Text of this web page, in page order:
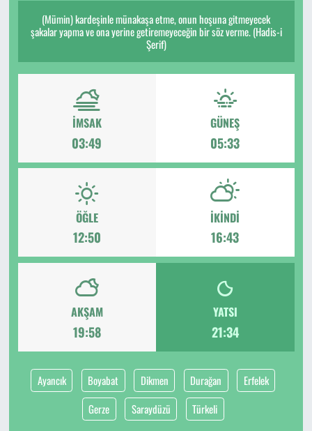
(Mümin) kardeşinle münakaşa etme, onun hoşuna gitmeyecek
şakalar yapma ve ona yerine getiremeyeceğin bir söz verme. (Hadis-i
Şerif)
İMSAK
03:49
GÜNEŞ
05:33
ÖĞLE
12:50
İKINDI
16:43
AKŞAM
19:58
YATSI
21:34
Ayancık Boyabat Dikmen Durağan
Erfelek
Gerze
Saraydüzü Türkeli